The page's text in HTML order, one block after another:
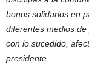
bonos solidarios en
diferentes medios
con lo sucedido,
presidente.